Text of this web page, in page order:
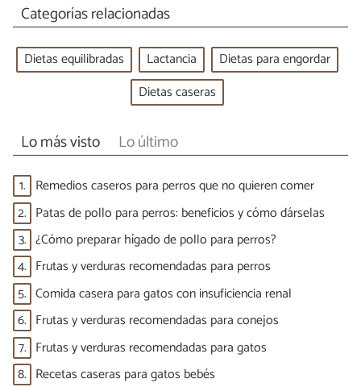
Categorías relacionadas
Dietas equilibradas Lactancia
Dietas para engordar
Dietas caseras
Lo más visto Lo último
1. Remedios caseros para perros que no quieren comer
2. Patas de pollo para perros: beneficios y cómo dárselas
3. ¿Cómo preparar hígado de pollo para perros?
4. Frutas y verduras recomendadas para perros
5. Comida casera para gatos con insuficiencia renal
6. Frutas y verduras recomendadas para conejos
7. Frutas y verduras recomendadas para gatos
8. Recetas caseras para gatos bebés